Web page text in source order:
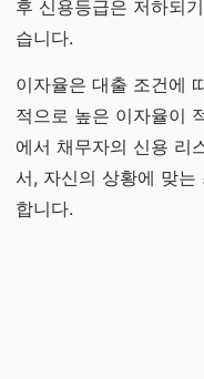
후 신용등급은 저하되
습니다.
이자율은 대출 조건에
적으로 높은 이자율이
에서 채무자의 신용 리
서, 자신의 상황에 맞
합니다.